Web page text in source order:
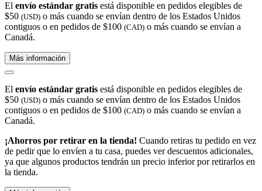
El envío estándar gratis está disponible en pedidos elegibles de
$50 (USD) o más cuando se envían dentro de los Estados Unidos
contiguos o en pedidos de $100 (CAD) o más cuando se envían a
Canadá.
Más información
El envío estándar gratis está disponible en pedidos elegibles de
$50 (USD) o más cuando se envían dentro de los Estados Unidos
contiguos o en pedidos de $100 (CAD) o más cuando se envían a
Canadá.
¡Ahorros por retirar en la tienda! Cuando retiras tu pedido en vez
de pedir que lo envíen a tu casa, puedes ver descuentos adicionales,
ya que algunos productos tendrán un precio inferior por retirarlos en
la tienda.